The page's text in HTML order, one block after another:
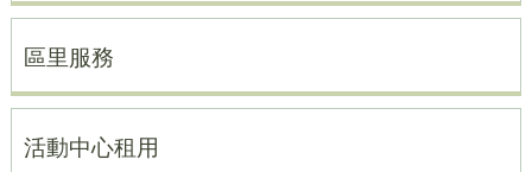
區里服務
活動中心租用